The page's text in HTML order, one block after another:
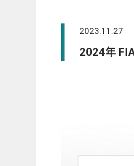
2023.11.27
2024年